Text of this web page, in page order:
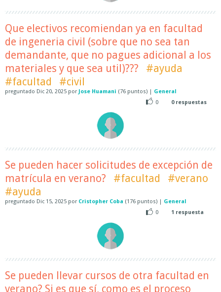
Que electivos recomiendan ya en facultad
de ingeneria civil (sobre que no sea tan
demandante, que no pagues adicional a los
materiales y que sea util)???
#ayuda
#facultad
#civil
preguntado Dic 20, 2025 por Jose Huamani (76 puntos) | General
0
0respuestas
Se pueden hacer solicitudes de excepción de
matrícula en verano?
#facultad
#verano
#ayuda
preguntado Dic 15, 2025 por Cristopher Coba (176 puntos) | General
0
1 respuesta
Se pueden llevar cursos de otra facultad en
verano? Si es que sí, como es el proceso